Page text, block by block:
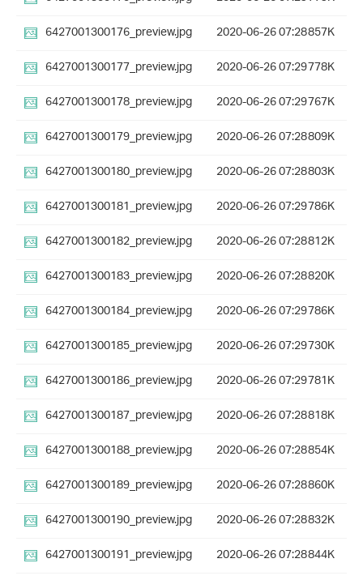
6427001300176_preview.jpg
2020-06-26 07:28857K
6427001300177_preview.jpg
2020-06-26 07:29778K
6427001300178_preview.jpg
2020-06-26 07:29767K
6427001300179_preview.jpg
2020-06-26 07:28809K
6427001300180_preview.jpg
2020-06-26 07:28803K
6427001300181_preview.jpg
2020-06-26 07:29786K
6427001300182_preview.jpg
2020-06-26 07:28812K
6427001300183_preview.jpg
2020-06-26 07:28820K
6427001300184_preview.jpg
2020-06-26 07:29786K
6427001300185_preview.jpg
2020-06-26 07:29730K
6427001300186_preview.jpg
2020-06-26 07:29781K
6427001300187_preview.jpg
2020-06-26 07:28818K
6427001300188_preview.jpg
2020-06-26 07:28854K
6427001300189_preview.jpg
2020-06-26 07:28860K
6427001300190_preview.jpg
2020-06-26 07:28832K
6427001300191_preview.jpg
2020-06-26 07:28844K